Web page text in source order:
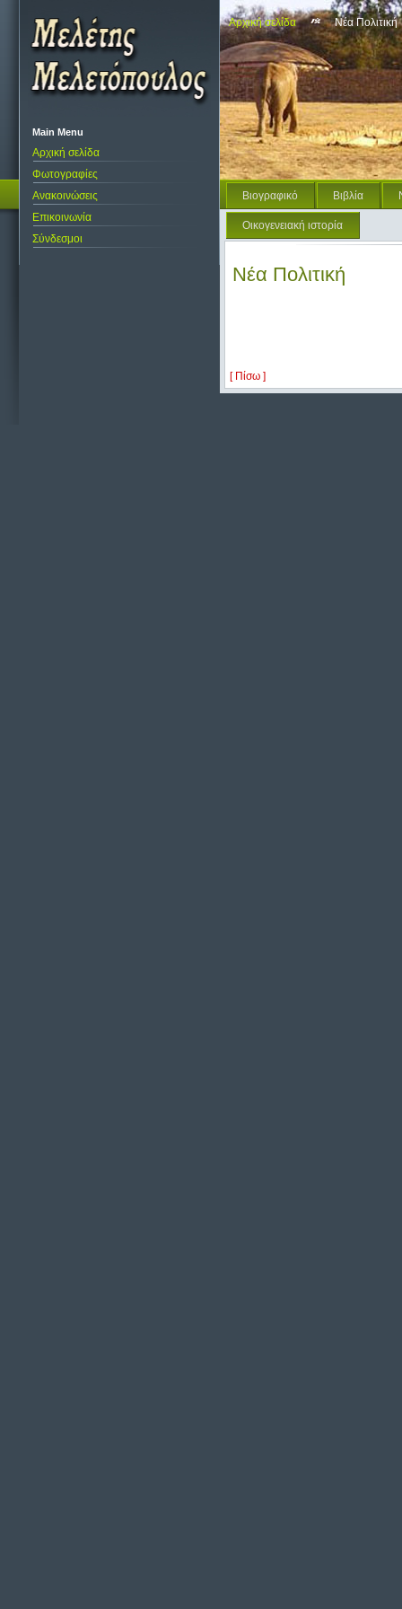
Main Menu
Αρχική σελίδα
Φωτογραφίες
Ανακοινώσεις
Επικοινωνία
Σύνδεσμοι
Αρχική σελίδα Νέα Πολιτική
Βιογραφικό Βιβλία
Οικογενειακή ιστορία
Νέα Πολιτική
[ Πίσω ]